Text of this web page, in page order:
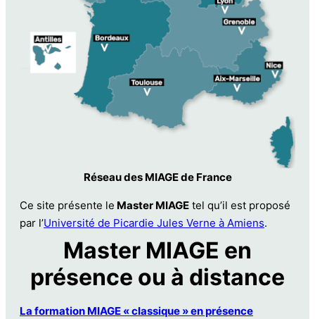
Réseau des MIAGE de France
Ce site présente le Master MIAGE tel qu’il est proposé
par l’Université de Picardie Jules Verne à Amiens.
Master MIAGE en
présence ou à distance
La formation MIAGE « classique » en présence